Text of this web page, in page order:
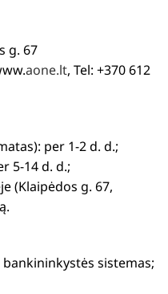
g. 67
aone.lt, Tel: +370 612
per 1-2 d. d.;
5-14 d. d.;
(Klaipėdos g. 67,
sistemas;